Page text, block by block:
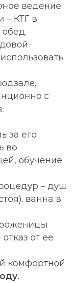
ведение
– КТГ в
с
за его
во
обучение
– душ
ванна в
от ее
комфортной
.